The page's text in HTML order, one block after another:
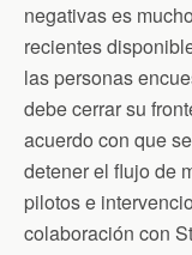
negativas es
recientes
las personas
debe cerrar su
acuerdo con que
detener el flujo de
pilotos e
colaboración con